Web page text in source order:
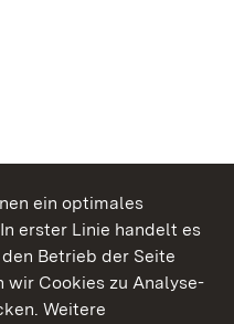
ein optimales
erster Linie handelt es
Betrieb der Seite
wir Cookies zu Analyse-
Weitere